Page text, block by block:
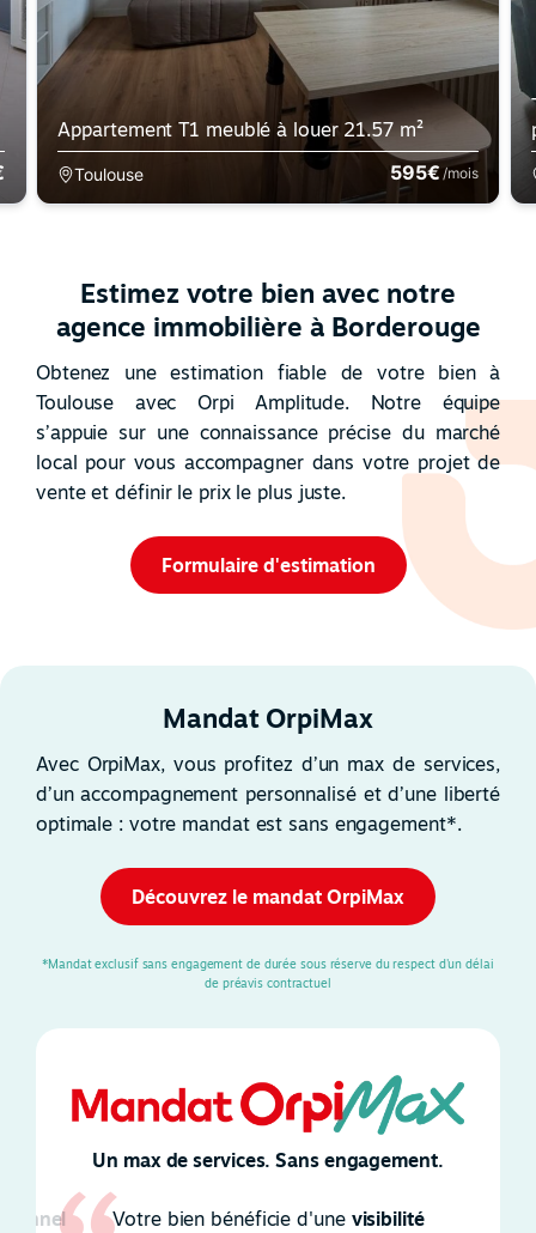
595€ /mois
Appartement T1 meublé à louer 21.57 m²
Toulouse
Estimez votre bien avec notre
agence immobilière à Borderouge
Obtenez une estimation fiable de votre bien à
Toulouse avec Orpi Amplitude. Notre équipe
s’appuie sur une connaissance précise du marché
local pour vous accompagner dans votre projet de
vente et définir le prix le plus juste.
Formulaire d'estimation
Mandat OrpiMax
Avec OrpiMax, vous profitez d’un max de services,
d’un accompagnement personnalisé et d’une liberté
optimale : votre mandat est sans engagement*.
Découvrez le mandat OrpiMax
*Mandat exclusif sans engagement de durée sous réserve du respect d'un délai
de préavis contractuel
Un max de services. Sans engagement.
Votre bien bénéficie d'une visibilité